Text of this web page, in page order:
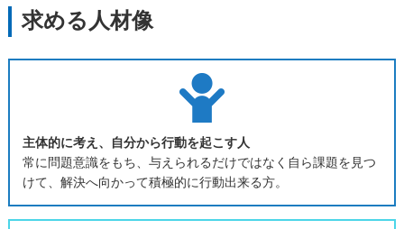
求める人材像
主体的に考え、自分から行動を起こす人
常に問題意識をもち、与えられるだけではなく自ら課題を見つ
けて、解決へ向かって積極的に行動出来る方。